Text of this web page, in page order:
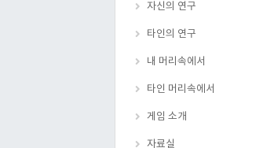
자신의 연구
타인의 연구
내 머리속에서
타인 머리속에서
게임 소개
자료실